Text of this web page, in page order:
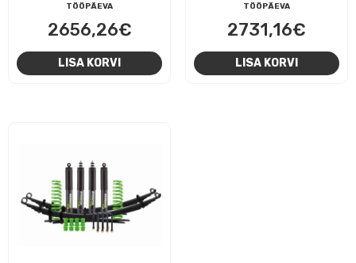
TÖÖPÄEVA
2656,26€
LISA KORVI
TÖÖPÄEVA
2731,16€
LISA KORVI